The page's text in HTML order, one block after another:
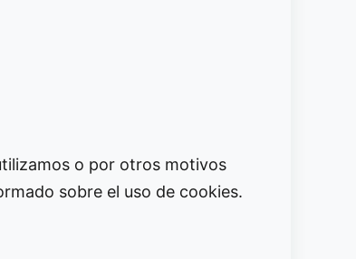
o por otros motivos
sobre el uso de cookies.